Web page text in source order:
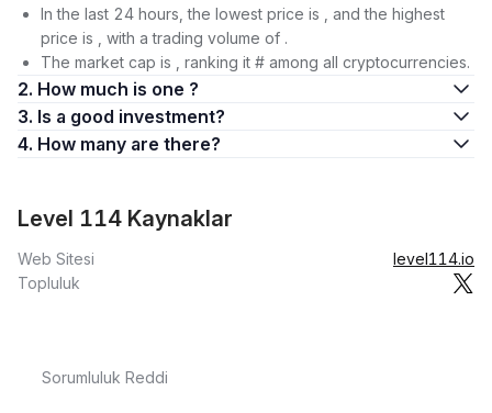
In the last 24 hours, the lowest price is , and the highest
price is , with a trading volume of .
The market cap is , ranking it # among all cryptocurrencies.
2. How much is one ?
3. Is a good investment?
4. How many are there?
Level 114 Kaynaklar
Web Sitesi
level114.io
Topluluk
Sorumluluk Reddi